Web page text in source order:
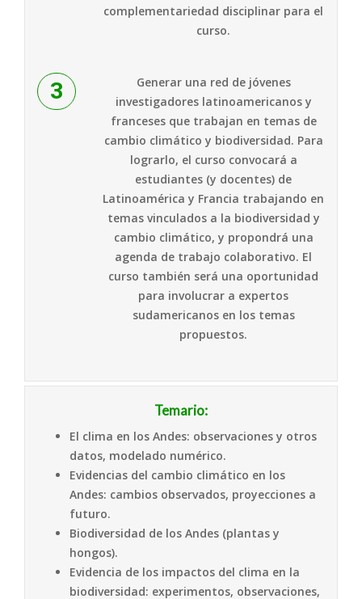
complementariedad disciplinar para el
curso.
Generar una red de jóvenes
investigadores latinoamericanos y
franceses que trabajan en temas de
cambio climático y biodiversidad. Para
lograrlo, el curso convocará a
estudiantes (y docentes) de
Latinoamérica y Francia trabajando en
temas vinculados a la biodiversidad y
cambio climático, y propondrá una
agenda de trabajo colaborativo. El
curso también será una oportunidad
para involucrar a expertos
sudamericanos en los temas
propuestos.
Temario:
El clima en los Andes: observaciones y otros
datos, modelado numérico.
Evidencias del cambio climático en los
Andes: cambios observados, proyecciones a
futuro.
Biodiversidad de los Andes (plantas y
hongos).
Evidencia de los impactos del clima en la
biodiversidad: experimentos, observaciones,